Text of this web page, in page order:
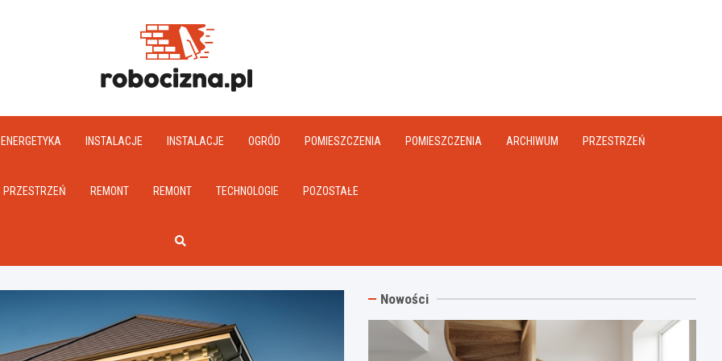
ENERGETYKA INSTALACJE INSTALACJE OGRÓD POMIESZCZENIA POMIESZCZENIA ARCHIWUM PRZESTRZEŃ
PRZESTRZEŃ REMONT REMONT TECHNOLOGIE POZOSTAŁE
Nowości